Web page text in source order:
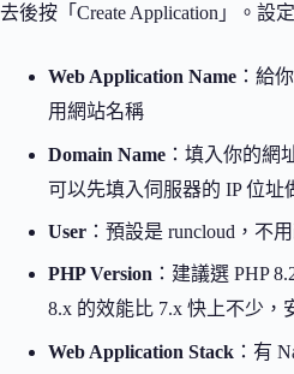
去後按「Create Application」。設
Web Application Name ：給
用網站名稱
Domain Name ：填入你的網
可以先填入伺服器的 IP 位址
User ：預設是 runcloud，不
PHP Version ：建議選 PHP
8.x 的效能比 7.x 快上不少，
Web Application Stack ：有